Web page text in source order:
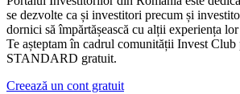
se dezvolte ca și investitori precum și
dornici să împărtășească cu alții experiența
Te așteptam în cadrul comunității Invest
STANDARD gratuit.
Creează un cont gratuit